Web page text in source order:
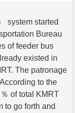
system started
Bureau
of feeder bus
existed in
The patronage
to the
of total KMRT
to go forth and